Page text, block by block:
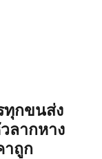
ทุกขนส่ง
ลากหาง
าถูก